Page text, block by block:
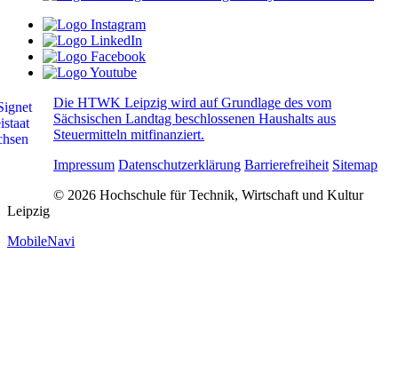
Die HTWK Leipzig wird auf Grundlage des vom
Sächsischen Landtag beschlossenen Haushalts aus
Steuermitteln mitfinanziert.
Impressum Datenschutzerklärung Barrierefreiheit Sitemap
© 2026 Hochschule für Technik, Wirtschaft und Kultur
Leipzig
MobileNavi